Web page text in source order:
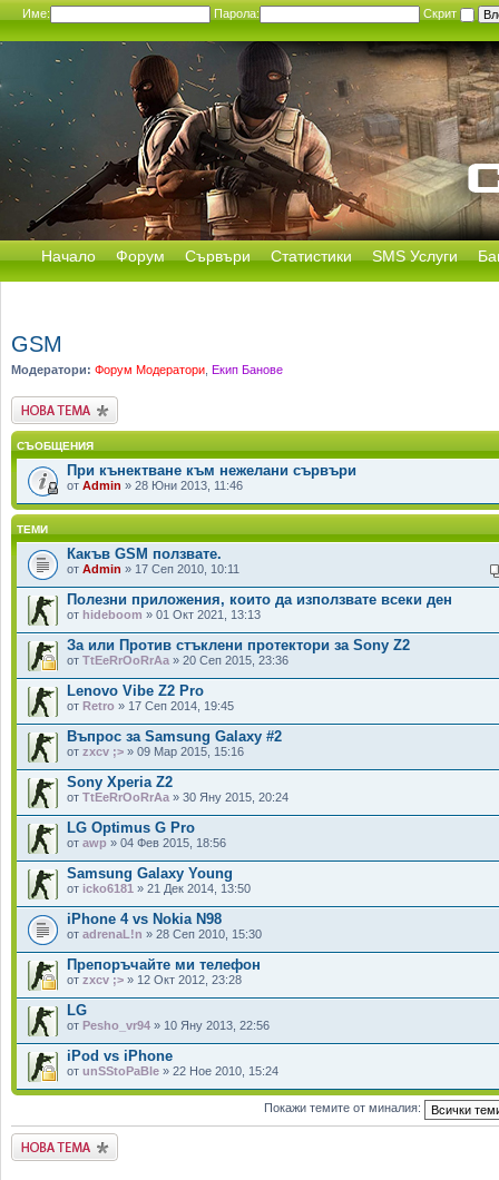
Име: Парола: Скрит
Начало Форум Сървъри Статистики SMS Услуги
GSM
Модератори: Форум Модератори Екип Банове
Публикувай нова
тема
СЪОБЩЕНИЯ
При кънектване към нежелани сървъри
от Admin » 28 Юни 2013, 11:46
ТЕМИ
Какъв GSM ползвате.
от Admin » 17 Сеп 2010, 10:11
Полезни приложения, които да използвате всеки ден
от hideboom » 01 Окт 2021, 13:13
За или Против стъклени протектори за Sony Z2
от TtEeRrOoRrAa » 20 Сеп 2015, 23:36
Lenovo Vibe Z2 Pro
от Retro » 17 Сеп 2014, 19:45
Въпрос за Samsung Galaxy #2
от zxcv ;> » 09 Мар 2015, 15:16
Sony Xperia Z2
от TtEeRrOoRrAa » 30 Яну 2015, 20:24
LG Optimus G Pro
от awp » 04 Фев 2015, 18:56
Samsung Galaxy Young
от icko6181 » 21 Дек 2014, 13:50
iPhone 4 vs Nokia N98
от adrenaL!n » 28 Сеп 2010, 15:30
Препоръчайте ми телефон
от zxcv ;> » 12 Окт 2012, 23:28
LG
от Pesho_vr94 » 10 Яну 2013, 22:56
iPod vs iPhone
от unSStoPaBle » 22 Ное 2010, 15:24
Покажи темите от миналия:
Публикувай нова
тема